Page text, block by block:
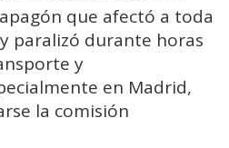
que afectó a toda
paralizó durante horas
y
en Madrid,
la comisión